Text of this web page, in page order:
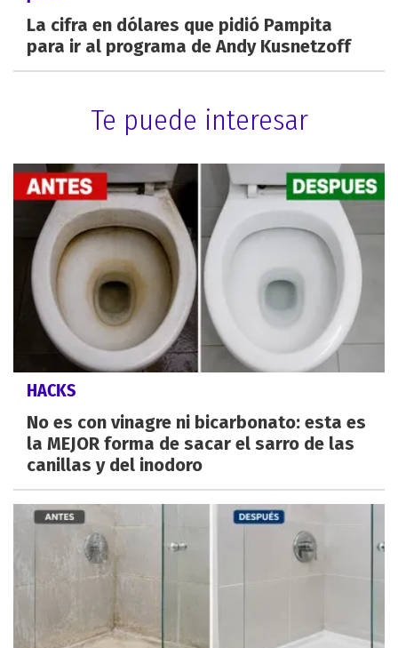
La cifra en dólares que pidió Pampita
para ir al programa de Andy Kusnetzoff
Te puede interesar
HACKS
No es con vinagre ni bicarbonato: esta es
la MEJOR forma de sacar el sarro de las
canillas y del inodoro